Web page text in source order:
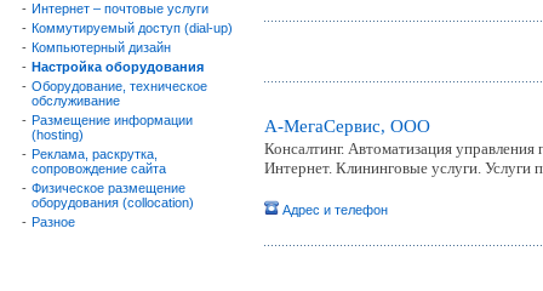
- Интернет – почтовые услуги
- Коммутируемый доступ (dial-up)
- Компьютерный дизайн
- Настройка оборудования
- Оборудование, техническое
обслуживание
- Размещение информации
(hosting)
- Реклама, раскрутка,
сопровождение сайта
- Физическое размещение
оборудования (collocation)
- Разное
А-МегаСервис, ООО
Консалтинг. Автоматизация
Интернет. Клининговые услуги. Услуги
Адрес и телефон